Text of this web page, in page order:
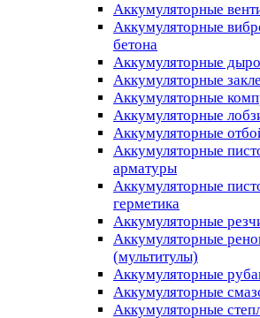
Аккумуляторные
Аккумуляторные
бетона
Аккумуляторные
Аккумуляторные
Аккумуляторные
Аккумуляторные
Аккумуляторные
Аккумуляторные
арматуры
Аккумуляторные
герметика
Аккумуляторные
Аккумуляторные
(мультитулы)
Аккумуляторные
Аккумуляторные
Аккумуляторные